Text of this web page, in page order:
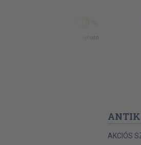
pont kapható
AKCIÓS